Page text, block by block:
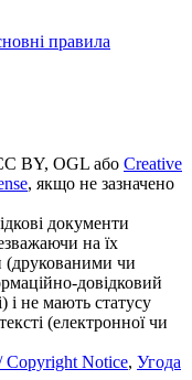
правила
BY, OGL або Creative
, якщо не зазначено
документи
на їх
(друкованими чи
довідковий
і не мають статусу
(електронної чи
Notice, Угода